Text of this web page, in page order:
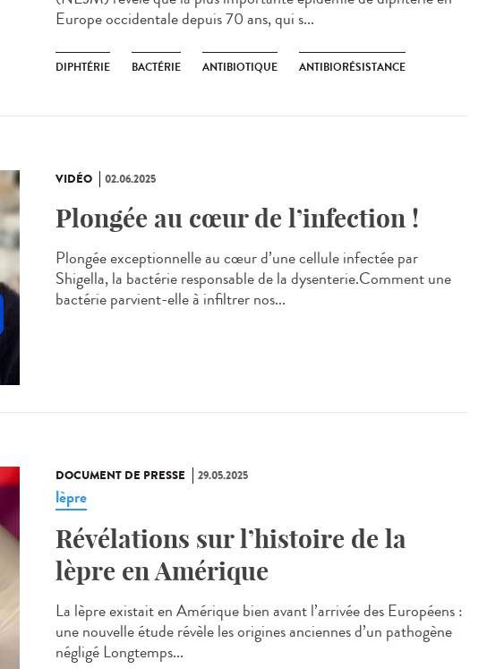
Europe occidentale depuis 70 ans, qui s...
DIPHTÉRIE BACTÉRIE ANTIBIOTIQUE ANTIBIORÉSISTANCE
VIDÉO 02.06.2025
Plongée au cœur de l’infection !
Plongée exceptionnelle au cœur d’une cellule infectée par
Shigella, la bactérie responsable de la dysenterie.Comment une
bactérie parvient-elle à infiltrer nos...
DOCUMENT DE PRESSE 29.05.2025
lèpre
Révélations sur l’histoire de la
lèpre en Amérique
La lèpre existait en Amérique bien avant l’arrivée des Européens :
une nouvelle étude révèle les origines anciennes d’un pathogène
négligé Longtemps...